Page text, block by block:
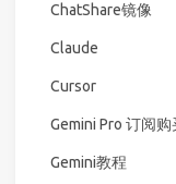
ChatShare镜像
Claude
Cursor
Gemini Pro 订阅购
Gemini教程